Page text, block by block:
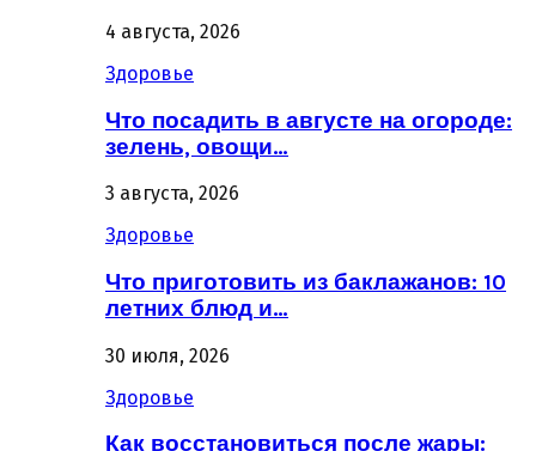
4 августа, 2026
Здоровье
Что посадить в августе на огороде:
зелень, овощи…
3 августа, 2026
Здоровье
Что приготовить из баклажанов: 10
летних блюд и…
30 июля, 2026
Здоровье
Как восстановиться после жары: